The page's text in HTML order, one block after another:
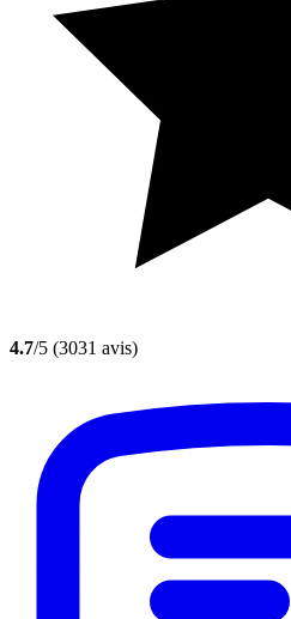
4.7/5 (3031 avis)